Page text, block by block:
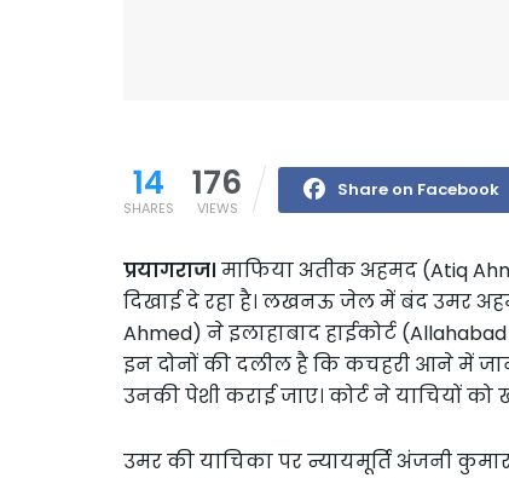
14
SHARES
176
VIEWS
Share on Facebook
प्रयागराज। माफिया अतीक अहमद (Atiq
दिखाई दे रहा है। लखनऊ जेल में बंद उमर
Ahmed) ने इलाहाबाद हाईकोर्ट
इन दोनों की दलील है कि कचहरी आने में
उनकी पेशी कराई जाए। कोर्ट ने याचियों
उमर की याचिका पर न्यायमूर्ति अंजनी